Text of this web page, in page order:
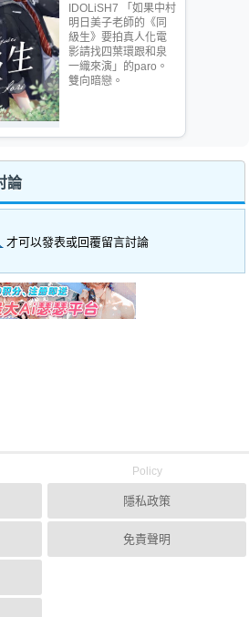
IDOLiSH7 「如果中村
明日美子老師的《同
級生》要拍真人化電
影請找四葉環跟和泉
一織來演」的paro。
雙向暗戀。
論
才可以發表或回覆留言討論
Policy
隱私政策
免責聲明